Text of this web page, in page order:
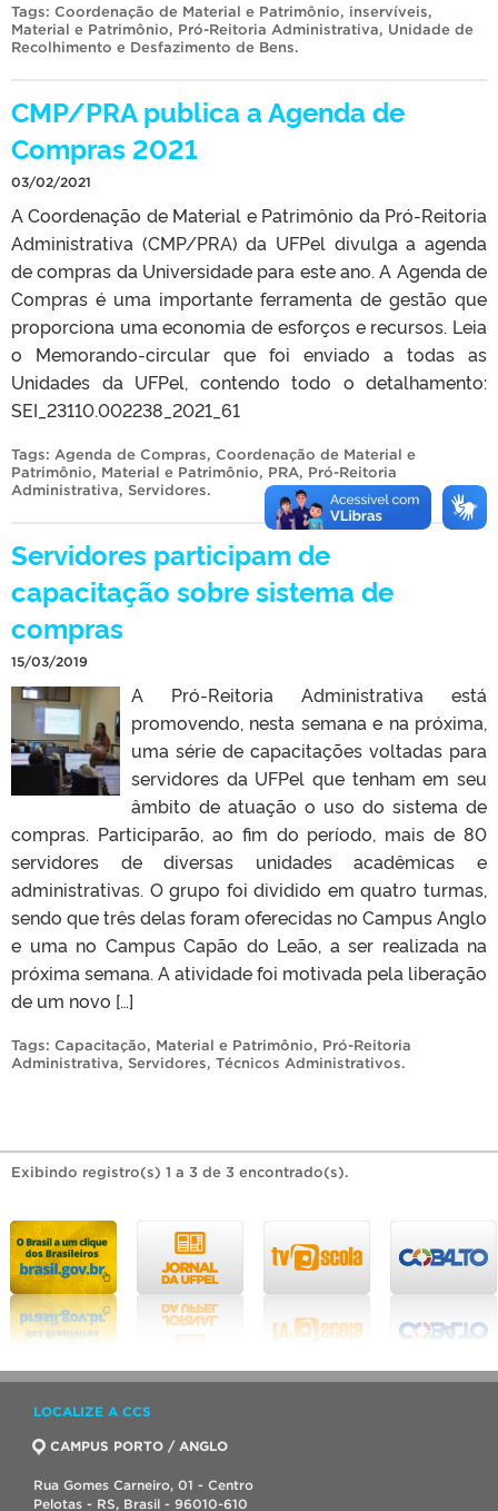
Tags: Coordenação de Material e Patrimônio, inservíveis,
Material e Patrimônio, Pró-Reitoria Administrativa, Unidade de
Recolhimento e Desfazimento de Bens.
CMP/PRA publica a Agenda de
Compras 2021
03/02/2021
A Coordenação de Material e Patrimônio da Pró-Reitoria
Administrativa (CMP/PRA) da UFPel divulga a agenda
de compras da Universidade para este ano. A Agenda de
Compras é uma importante ferramenta de gestão que
proporciona uma economia de esforços e recursos. Leia
o Memorando-circular que foi enviado a todas as
Unidades da UFPel, contendo todo o detalhamento:
SEI_23110.002238_2021_61
Tags: Agenda de Compras, Coordenação de Material e
Patrimônio, Material e Patrimônio, PRA, Pró-Reitoria
Administrativa, Servidores.
Servidores participam de
capacitação sobre sistema de
compras
15/03/2019
A Pró-Reitoria Administrativa está
promovendo, nesta semana e na próxima,
uma série de capacitações voltadas para
servidores da UFPel que tenham em seu
âmbito de atuação o uso do sistema de
compras. Participarão, ao fim do período, mais de 80
servidores de diversas unidades acadêmicas e
administrativas. O grupo foi dividido em quatro turmas,
sendo que três delas foram oferecidas no Campus Anglo
e uma no Campus Capão do Leão, a ser realizada na
próxima semana. A atividade foi motivada pela liberação
de um novo […]
Tags: Capacitação, Material e Patrimônio, Pró-Reitoria
Administrativa, Servidores, Técnicos Administrativos.
Exibindo registro(s) 1 a 3 de 3 encontrado(s).
LOCALIZE A CCS
CAMPUS PORTO / ANGLO
Rua Gomes Carneiro, 01 - Centro
Pelotas - RS, Brasil - 96010-610